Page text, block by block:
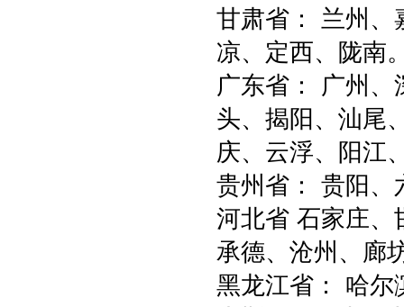
甘肃省： 兰州、
凉、定西、陇
广东省： 广州、
头、揭阳、汕尾
庆、云浮、阳
贵州省： 贵阳
河北省 石家庄、
承德、沧州、
黑龙江省： 哈尔